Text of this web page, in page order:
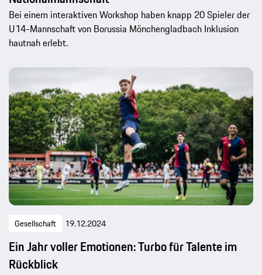
Bei einem interaktiven Workshop haben knapp 20 Spieler der
U14-Mannschaft von Borussia Mönchengladbach Inklusion
hautnah erlebt.
Gesellschaft 19.12.2024
Ein Jahr voller Emotionen: Turbo für Talente im
Rückblick